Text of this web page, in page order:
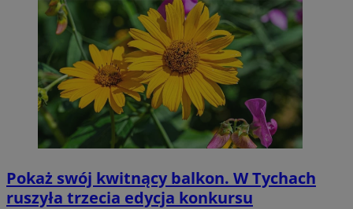
Pokaż swój kwitnący balkon. W Tychach
ruszyła trzecia edycja konkursu